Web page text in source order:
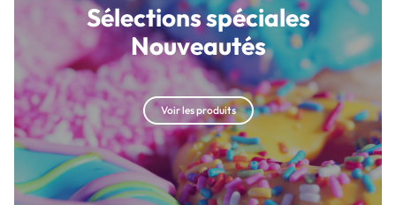
Sélections spéciales
Nouveautés
Voir les produits